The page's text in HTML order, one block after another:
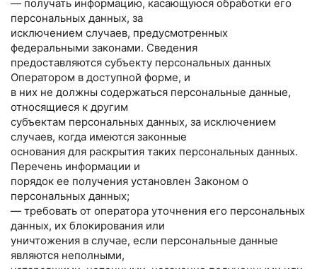
— получать информацию, касающуюся обработки его
персональных данных, за
исключением случаев, предусмотренных
федеральными законами. Сведения
предоставляются субъекту персональных данных
Оператором в доступной форме, и
в них не должны содержаться персональные данные,
относящиеся к другим
субъектам персональных данных, за исключением
случаев, когда имеются законные
основания для раскрытия таких персональных данных.
Перечень информации и
порядок ее получения установлен Законом о
персональных данных;
— требовать от оператора уточнения его персональных
данных, их блокирования или
уничтожения в случае, если персональные данные
являются неполными,